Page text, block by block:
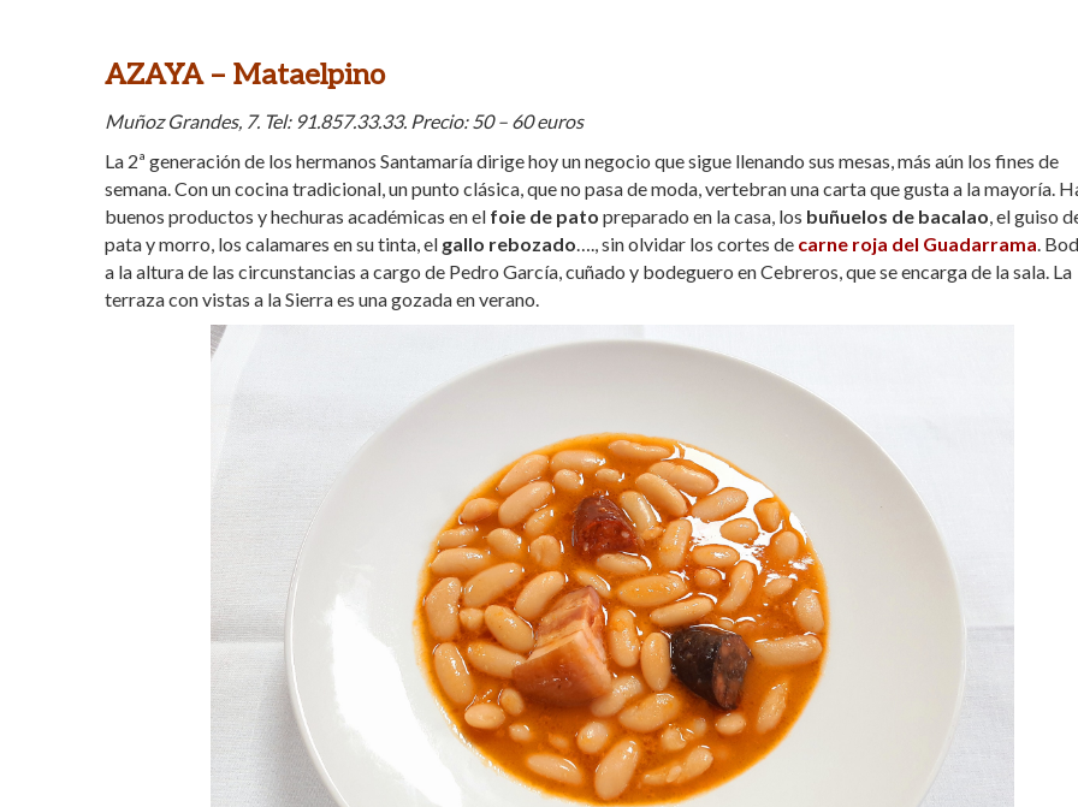
AZAYA – Mataelpino
Muñoz Grandes, 7. Tel: 91.857.33.33. Precio: 50 – 60 euros
La 2ª generación de los hermanos Santamaría dirige hoy un negocio que sigue llenando sus mesas, más aún los fines de
semana. Con un cocina tradicional, un punto clásica, que no pasa de moda, vertebran una carta que gusta a la mayoría.
buenos productos y hechuras académicas en el foie de pato preparado en la casa, los buñuelos de bacalao, el guiso
pata y morro, los calamares en su tinta, el gallo rebozado…., sin olvidar los cortes de carne roja del Guadarrama.
a la altura de las circunstancias a cargo de Pedro García, cuñado y bodeguero en Cebreros, que se encarga de la sala. La
terraza con vistas a la Sierra es una gozada en verano.